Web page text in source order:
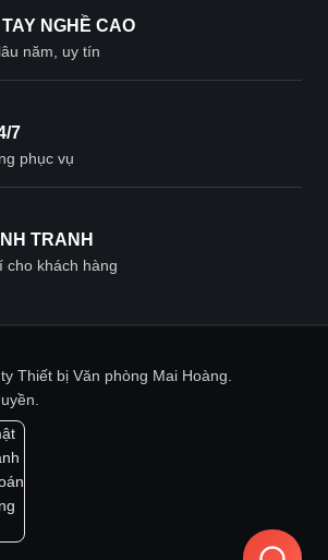
NGHỀ CAO
năm, uy tín
7
phục vụ
TRANH
cho khách hàng
Thiết bị Văn phòng Mai Hoàng.